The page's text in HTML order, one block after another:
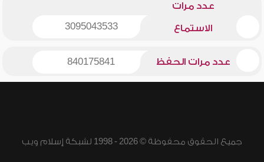
عدد مرات
الاستماع 3095043533
عدد مرات الحفظ 840175841
جميع الحقوق محفوظة © 2026 - 1998 لشبكة إسلام ويب